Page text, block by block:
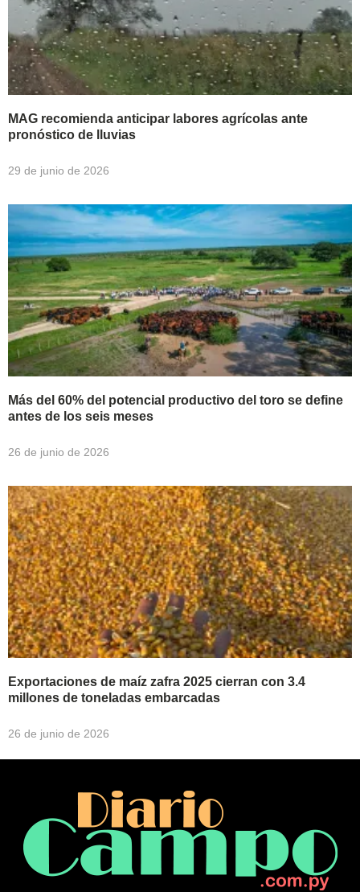
MAG recomienda anticipar labores agrícolas ante
pronóstico de lluvias
29 de junio de 2026
Más del 60% del potencial productivo del toro se define
antes de los seis meses
26 de junio de 2026
Exportaciones de maíz zafra 2025 cierran con 3.4
millones de toneladas embarcadas
26 de junio de 2026